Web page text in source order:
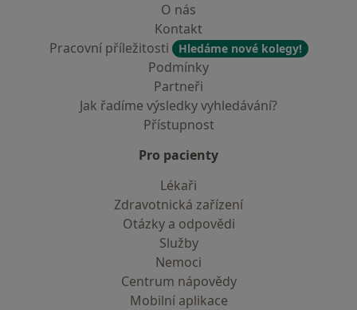
O nás
Kontakt
Pracovní příležitosti
Hledáme nové kolegy!
Podmínky
Partneři
Jak řadíme výsledky vyhledávání?
Přístupnost
Pro pacienty
Lékaři
Zdravotnická zařízení
Otázky a odpovědi
Služby
Nemoci
Centrum nápovědy
Mobilní aplikace